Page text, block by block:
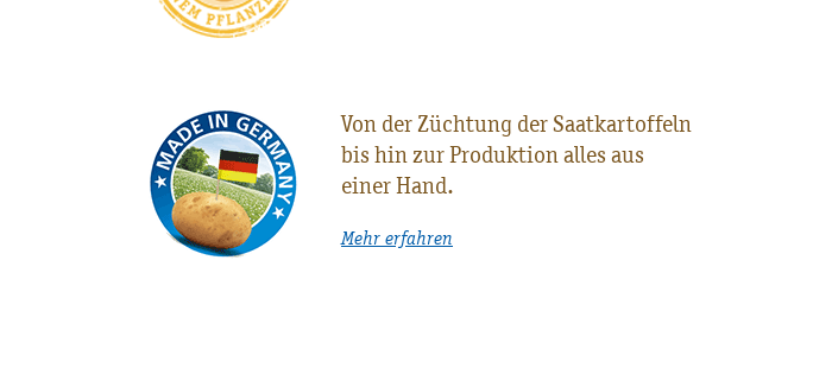
Von der Züchtung der Saatkartoffeln
bis hin zur Produktion alles aus
einer Hand.
Mehr erfahren